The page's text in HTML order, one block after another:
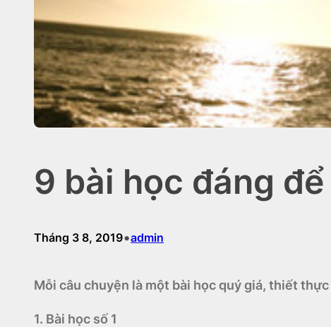
9 bài học đáng
Tháng 3 8, 2019•admin
Mỗi câu chuyện là một bài học quý giá, thiết
1. Bài học số 1